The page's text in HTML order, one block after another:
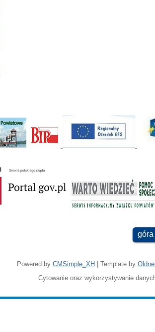
góra
Powered by CMSimple_XH | Template by
Cytowanie oraz wykorzystywanie